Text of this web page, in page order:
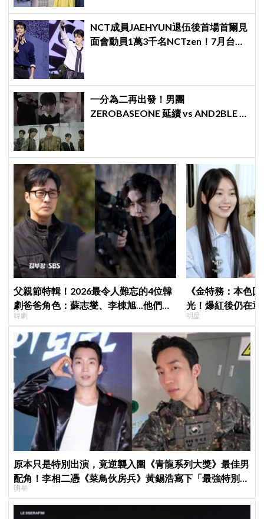
NCT成員JAEHYUN退伍後首場首爾見
面會動員1萬3千名NCTzen！7月台北
一分為二再出發！男團
ZEROBASEONE 延續 vs AND2BLE 重
父親節特輯！2026最令人難忘的4位韓
劇爸爸角色：蘇志燮、李棟旭...他們連
命都可以不要
韓劇
《金特務：本色
光！爆紅後仍在
呼：「妳怎麼會
明星
原本只是特別出演，竟逆襲入圍《青龍系列大獎》最佳男
配角！李相二憑《菜鳥伙房兵》黃錫浩寫下「最強特別出
演」傳奇
明星